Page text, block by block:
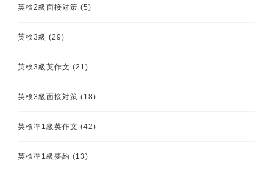
英検2級面接対策 (5)
英検3級 (29)
英検3級英作文 (21)
英検3級面接対策 (18)
英検準1級英作文 (42)
英検準1級要約 (13)